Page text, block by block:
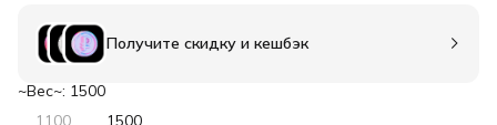
Получите скидку и кешбэк
~Вес~: 1500
1100
1500